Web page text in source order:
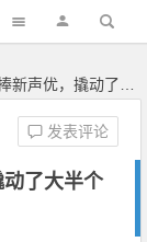
动了大半个日本的资源
了大半个
发表评论